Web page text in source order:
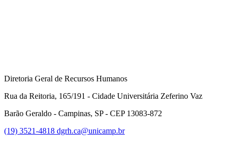
Diretoria Geral de Recursos Humanos
Rua da Reitoria, 165/191 - Cidade Universitária Zeferino Vaz
Barão Geraldo - Campinas, SP - CEP 13083-872
(19) 3521-4818 dgrh.ca@unicamp.br